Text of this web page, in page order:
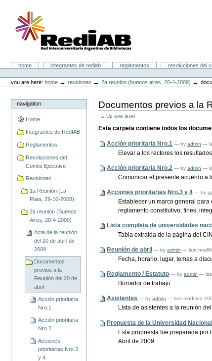
content.
Portal RedIAB
Sectionshome integrantes de rediab reglamentos resoluciones del
tools
you are here: home →reuniones →2a reunión (buenos aires, 20-4-2009) →
navigation
Home
Integrantes de RedIAB
Reglamentos
Resoluciones del
Comité Ejecutivo
Reuniones
1a Reunión (La
Plata, 29-10-2008)
2a reunión (Buenos
Aires, 20-4-2009)
Acta de la reunión
del 20 de abril de
2009
Documentos
previos a la
Reunión del 20 de
abril
Acción prioritaria
Nro.1
Acción prioritaria
Nro.2
Acciones
prioritarias Nro.3
y 4
Documentos previos a la
Up one level
Esta carpeta contiene todos los
Acción prioritaria Nro.1 —byadmin —
Elevar a los rectores los
Acción prioritaria Nro.2 —byadmin —
Comunicar el presente acuerdo a
Acciones prioritarias Nro.3 y 4 —by
Establecer un marco general
reglamento constitutivo, fines,
Lista completa de universidades
Tabla extraída de la página del
Reunión de abril —byadmin — last
Fecha, horario, lugar, temas a
Reglamento / Estatuto —byadmin —
Borrador de trabajo
Asistentes— byadmin — last modified
Lista de asistentes a la reunión
Propuesta de la Universidad
Esta propuesta fue preparada
Abril de 2009.